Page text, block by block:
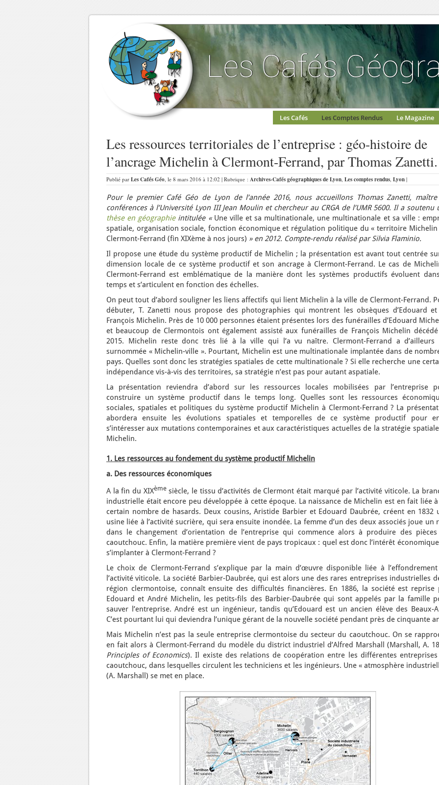
Les Cafés Les Comptes Rendus Le Magazine
Les ressources territoriales de l’entreprise : géo-histoire de
l’ancrage Michelin à Clermont-Ferrand, par Thomas Zanetti.
Publié par Les Cafés Géo, le 8 mars 2016 à 12:02 | Rubrique : Archives-Cafés géographiques de Lyon, Les comptes rendus, Lyon |
Pour le premier Café Géo de Lyon de l’année 2016, nous accueillons Thomas Zanetti,
conférences à l’Université Lyon III Jean Moulin et chercheur au CRGA de l’UMR 5600. Il a soutenu
thèse en géographie intitulée « Une ville et sa multinationale, une multinationale et sa ville :
spatiale, organisation sociale, fonction économique et régulation politique du « territoire Michelin
Clermont-Ferrand (fin XIXème à nos jours) » en 2012. Compte-rendu réalisé par Silvia Flaminio.
Il propose une étude du système productif de Michelin ; la présentation est avant tout centrée
dimension locale de ce système productif et son ancrage à Clermont-Ferrand. Le cas de
Clermont-Ferrand est emblématique de la manière dont les systèmes productifs évoluent
temps et s’articulent en fonction des échelles.
On peut tout d’abord souligner les liens affectifs qui lient Michelin à la ville de Clermont-Ferrand.
débuter, T. Zanetti nous propose des photographies qui montrent les obsèques d’Edouard
François Michelin. Près de 10 000 personnes étaient présentes lors des funérailles d’Edouard
et beaucoup de Clermontois ont également assisté aux funérailles de François Michelin
2015. Michelin reste donc très lié à la ville qui l’a vu naître. Clermont-Ferrand a d’ailleurs
surnommée « Michelin-ville ». Pourtant, Michelin est une multinationale implantée dans de
pays. Quelles sont donc les stratégies spatiales de cette multinationale ? Si elle recherche une
indépendance vis-à-vis des territoires, sa stratégie n’est pas pour autant aspatiale.
La présentation reviendra d’abord sur les ressources locales mobilisées par l’entreprise
construire un système productif dans le temps long. Quelles sont les ressources
sociales, spatiales et politiques du système productif Michelin à Clermont-Ferrand ? La
abordera ensuite les évolutions spatiales et temporelles de ce système productif pour
s’intéresser aux mutations contemporaines et aux caractéristiques actuelles de la stratégie
Michelin.
1. Les ressources au fondement du système productif Michelin
a. Des ressources économiques
A la fin du XIXèmesiècle, le tissu d’activités de Clermont était marqué par l’activité viticole. La
industrielle était encore peu développée à cette époque. La naissance de Michelin est en fait liée
certain nombre de hasards. Deux cousins, Aristide Barbier et Edouard Daubrée, créent en 1832
usine liée à l’activité sucrière, qui sera ensuite inondée. La femme d’un des deux associés joue un
dans le changement d’orientation de l’entreprise qui commence alors à produire des
caoutchouc. Enfin, la matière première vient de pays tropicaux : quel est donc l’intérêt
s’implanter à Clermont-Ferrand ?
Le choix de Clermont-Ferrand s’explique par la main d’œuvre disponible liée à
l’activité viticole. La société Barbier-Daubrée, qui est alors une des rares entreprises industrielles
région clermontoise, connaît ensuite des difficultés financières. En 1886, la société est reprise
Edouard et André Michelin, les petits-fils des Barbier-Daubrée qui sont appelés par la famille
sauver l’entreprise. André est un ingénieur, tandis qu’Edouard est un ancien élève des Beaux-
C’est pourtant lui qui deviendra l’unique gérant de la nouvelle société pendant près de cinquante
Mais Michelin n’est pas la seule entreprise clermontoise du secteur du caoutchouc. On se
en fait alors à Clermont-Ferrand du modèle du district industriel d’Alfred Marshall (Marshall, A.
Principles of Economics). Il existe des relations de coopération entre les différentes
caoutchouc, dans lesquelles circulent les techniciens et les ingénieurs. Une « atmosphère
(A. Marshall) se met en place.